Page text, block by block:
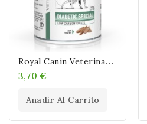
R
Oyal Canin Veterinary Canine Glycobalance Mousse 410 Gr
3,70 €
Añadir Al Carrito